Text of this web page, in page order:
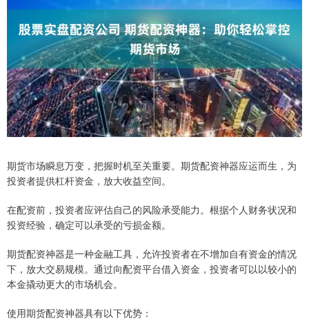
期货市场瞬息万变，把握时机至关重要。期货配资神器应运而生，为
投资者提供杠杆资金，放大收益空间。
在配资前，投资者应评估自己的风险承受能力。根据个人财务状况和
投资经验，确定可以承受的亏损金额。
期货配资神器是一种金融工具，允许投资者在不增加自有资金的情况
下，放大交易规模。通过向配资平台借入资金，投资者可以以较小的
本金撬动更大的市场机会。
使用期货配资神器具有以下优势：